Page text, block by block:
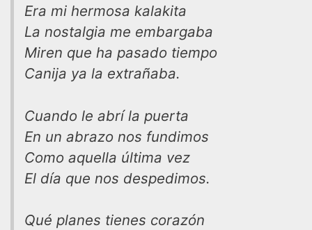
Era mi hermosa kalakita
La nostalgia me embargaba
Miren que ha pasado tiempo
Canija ya la extrañaba.
Cuando le abrí la puerta
En un abrazo nos fundimos
Como aquella última vez
El día que nos despedimos.
Qué planes tienes corazón